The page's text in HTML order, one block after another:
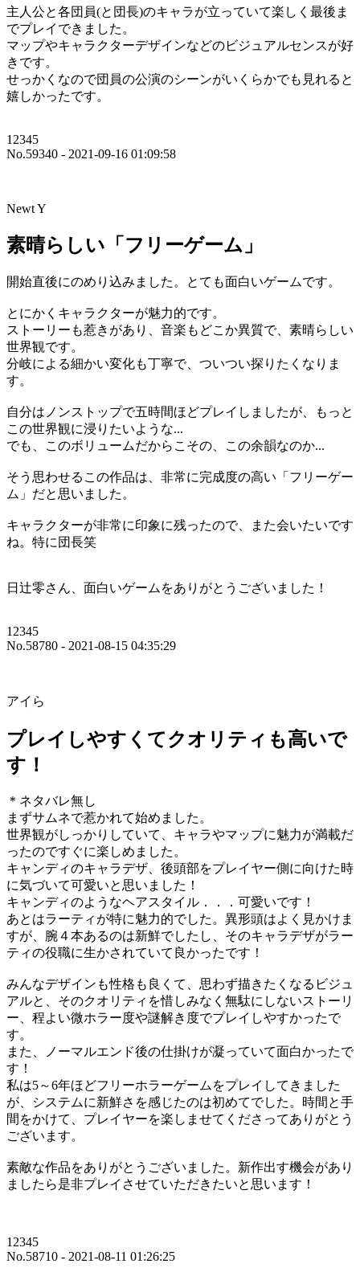
主人公と各団員(と団長)のキャラが立っていて楽しく最後ま
でプレイできました。
マップやキャラクターデザインなどのビジュアルセンスが好
きです。
せっかくなので団員の公演のシーンがいくらかでも見れると
嬉しかったです。
12345
No.59340 - 2021-09-16 01:09:58
Newt Y
素晴らしい「フリーゲーム」
開始直後にのめり込みました。とても面白いゲームです。
とにかくキャラクターが魅力的です。
ストーリーも惹きがあり、音楽もどこか異質で、素晴らしい
世界観です。
分岐による細かい変化も丁寧で、ついつい探りたくなりま
す。
自分はノンストップで五時間ほどプレイしましたが、もっと
この世界観に浸りたいような...
でも、このボリュームだからこその、この余韻なのか...
そう思わせるこの作品は、非常に完成度の高い「フリーゲー
ム」だと思いました。
キャラクターが非常に印象に残ったので、また会いたいです
ね。特に団長笑
日辻零さん、面白いゲームをありがとうございました！
12345
No.58780 - 2021-08-15 04:35:29
アイら
プレイしやすくてクオリティも高いで
す！
＊ネタバレ無し
まずサムネで惹かれて始めました。
世界観がしっかりしていて、キャラやマップに魅力が満載だ
ったのですぐに楽しめました。
キャンディのキャラデザ、後頭部をプレイヤー側に向けた時
に気づいて可愛いと思いました！
キャンディのようなヘアスタイル．．．可愛いです！
あとはラーティが特に魅力的でした。異形頭はよく見かけま
すが、腕４本あるのは新鮮でしたし、そのキャラデザがラー
ティの役職に生かされていて良かったです！
みんなデザインも性格も良くて、思わず描きたくなるビジュ
アルと、そのクオリティを惜しみなく無駄にしないストーリ
ー、程よい微ホラー度や謎解き度でプレイしやすかったで
す。
また、ノーマルエンド後の仕掛けが凝っていて面白かったで
す！
私は5～6年ほどフリーホラーゲームをプレイしてきました
が、システムに新鮮さを感じたのは初めてでした。時間と手
間をかけて、プレイヤーを楽しませてくださってありがとう
ございます。
素敵な作品をありがとうございました。新作出す機会があり
ましたら是非プレイさせていただきたいと思います！
12345
No.58710 - 2021-08-11 01:26:25